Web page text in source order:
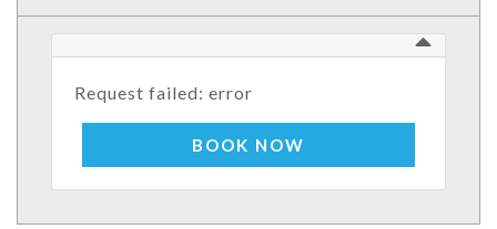
Request failed: error
BOOK NOW